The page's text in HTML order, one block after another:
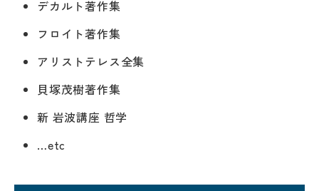
デカルト著作集
フロイト著作集
アリストテレス全集
貝塚茂樹著作集
新 岩波講座 哲学
…etc